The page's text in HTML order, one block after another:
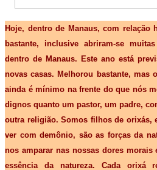
Hoje, dentro de Manaus, com relação
bastante, inclusive abriram-se
dentro de Manaus. Este ano está
novas casas. Melhorou bastante, mas
ainda é mínimo na frente do que nós
dignos quanto um pastor, um padre,
outra religião. Somos filhos de orixás,
ver com demônio, são as forças da
nos amparar nas nossas dores morais
essência da natureza. Cada orixá